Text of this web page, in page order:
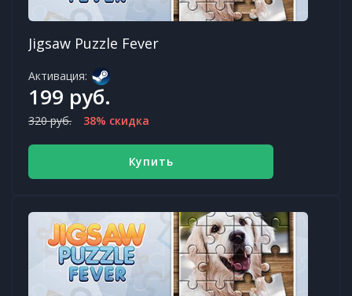
Jigsaw Puzzle Fever
Активация:
199 руб.
320 руб. 38% скидка
Купить